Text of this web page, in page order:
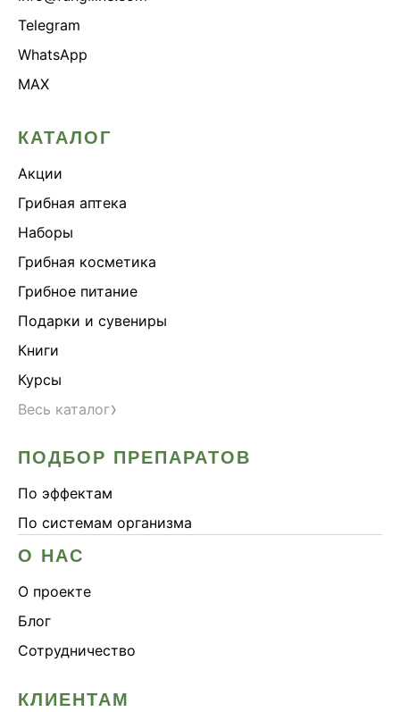
Telegram
WhatsApp
MAX
КАТАЛОГ
Акции
Грибная аптека
Наборы
Грибная косметика
Грибное питание
Подарки и сувениры
Книги
Курсы
Весь каталог›
ПОДБОР ПРЕПАРАТОВ
По эффектам
По системам организма
О НАС
О проекте
Блог
Сотрудничество
КЛИЕНТАМ